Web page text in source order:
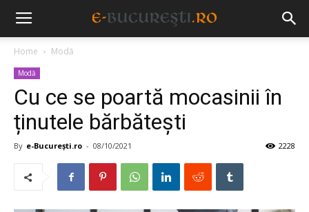
Home Modă
Modă
Cu ce se poartă mocasinii în
ținutele bărbătești
By e-București.ro - 08/10/2021 2228